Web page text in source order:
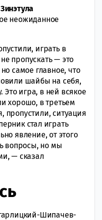
Зинэтула
неожиданное
играть в
пропускать — это
самое главное, что
шайбы на себя,
Это игра, в ней всякое
хорошо, в третьем
пропустили, ситуация
стал играть
явление, от этого
вопросы, но мы
— сказал
Шипачев-